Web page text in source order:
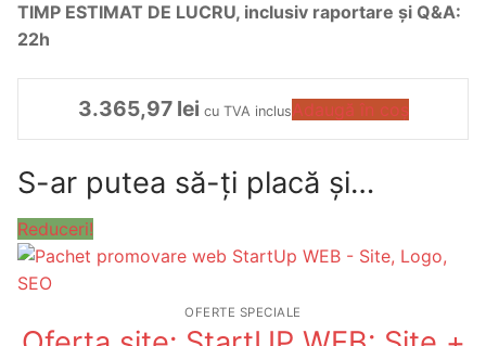
TIMP ESTIMAT DE LUCRU, inclusiv raportare și Q&A:
22h
3.365,97 lei cu TVA inclusAdaugă în coș
S-ar putea să-ți placă și…
Reduceri!
OFERTE SPECIALE